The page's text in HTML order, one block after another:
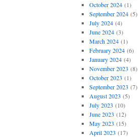
October 2024(1)
September 2024(5)
July 2024(4)
June 2024(3)
March 2024(1)
February 2024(6)
January 2024(4)
November 2023 (8)
October 2023 (1)
September 2023 (7)
August 2023 (5)
July 2023 (10)
June 2023 (12)
May 2023 (15)
April 2023 (17)